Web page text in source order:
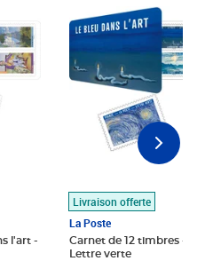
l'art -
Livraison offerte
La Poste
Carnet de 12 timbres - Le
Lettre verte